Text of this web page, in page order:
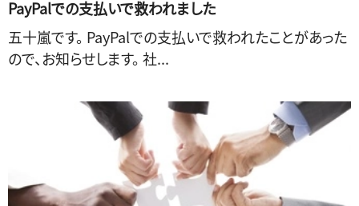
PayPalでの支払いで救われました
五十嵐です。 PayPalでの支払いで救われたことがあった
ので、お知らせします。 社...